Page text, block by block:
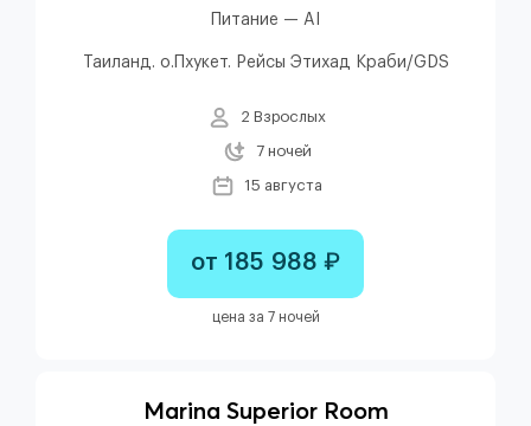
Питание — AI
Таиланд. о.Пхукет. Рейсы Этихад Краби/GDS
2 Взрослых
7 ночей
15 августа
от 185 988 ₽
цена за 7 ночей
Marina Superior Room